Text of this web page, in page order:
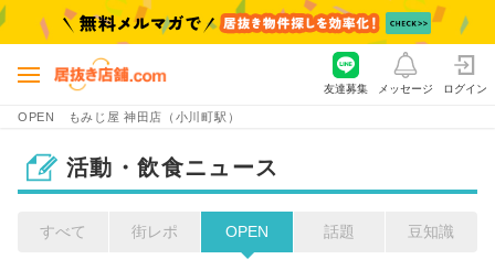
OPEN もみじ屋 神田店（小川町駅）
友達募集 メッセージ ログイン
活動・飲食ニュース
すべて 街レポ OPEN 話題 豆知識